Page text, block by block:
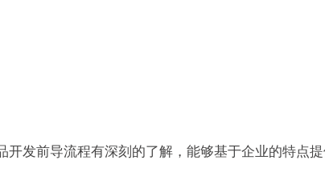
发前导流程有深刻的了解，能够基于企业的特点